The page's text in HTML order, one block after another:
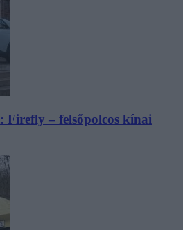
Firefly – felsőpolcos kínai